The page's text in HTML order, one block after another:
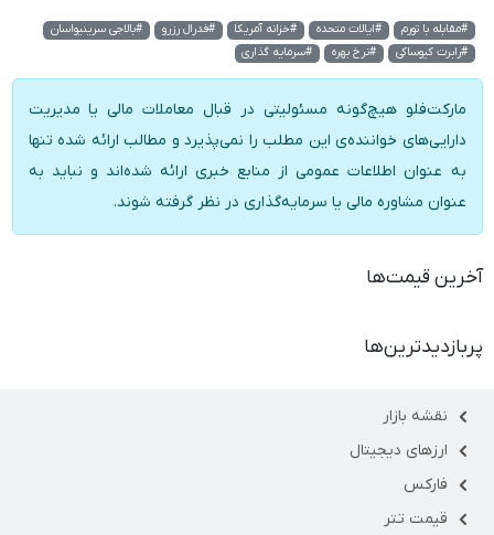
#مقابله با تورم #ایالات متحده #خزانه آمریکا #فدرال رزرو
#بالاجی سرینیواسان
#رابرت کیوساکی
#نرخ بهره #سرمایه گذاری
مارکت‌فلو هیچ‌گونه مسئولیتی در قبال معاملات مالی یا مدیریت
دارایی‌های خواننده‌ی این مطلب را نمی‌پذیرد و مطالب ارائه شده تنها
به عنوان اطلاعات عمومی از منابع خبری ارائه شده‌اند و نباید به
عنوان مشاوره مالی یا سرمایه‌گذاری در نظر گرفته شوند.
آخرین قیمت‌ها
پربازدیدترین‌ها
نقشه بازار
ارزهای دیجیتال
فارکس
قیمت تتر